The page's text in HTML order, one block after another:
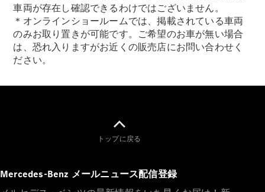
車両が存在し確認できるわけではございません。
＊オンラインショールームでは、掲載されている車両
のみお取り置きが可能です。ご希望のお車が無い場合
は、恐れ入りますがお近くの販売店にお問い合わせく
ださい。
トップに戻る
Mercedes-Benz メールニュース配信登録